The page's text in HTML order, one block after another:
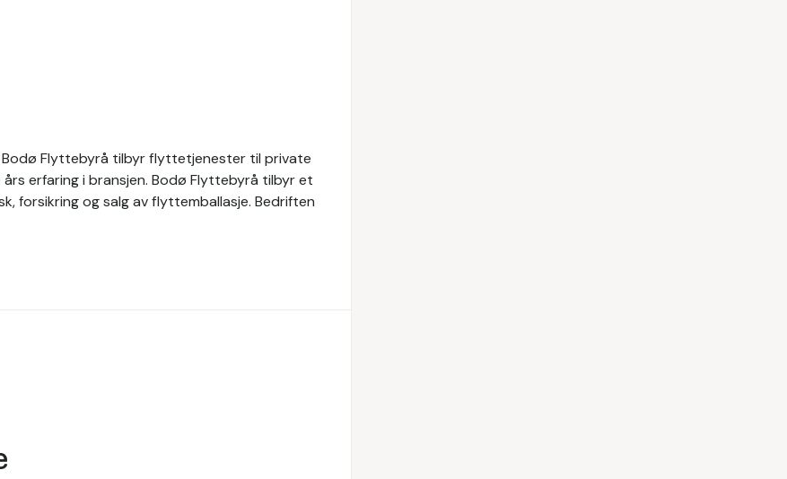
Flyttebyrå tilbyr flyttetjenester til private
erfaring i bransjen. Bodø Flyttebyrå tilbyr et
forsikring og salg av flyttemballasje. Bedriften